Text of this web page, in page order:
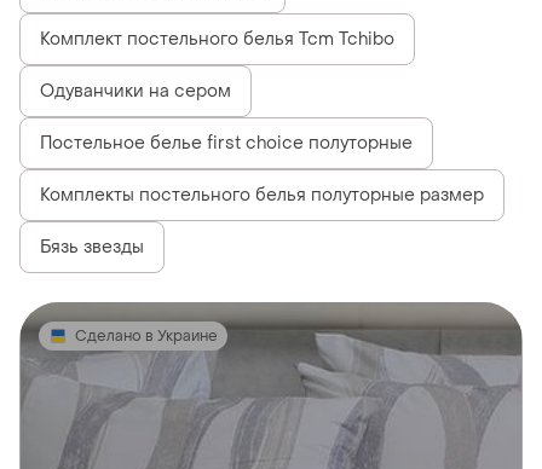
Комплект постельного белья Tcm Tchibo
Одуванчики на сером
Постельное белье first choice полуторные
Комплекты постельного белья полуторные размер
Бязь звезды
Сделано в Украине